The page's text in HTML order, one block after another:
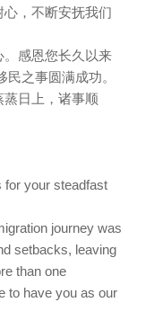
，不断安抚我们
感恩您长久以来
之事圆满成功。
日上，诸事顺
for your steadfast
journey was
setbacks, leaving
than one
to have you as our